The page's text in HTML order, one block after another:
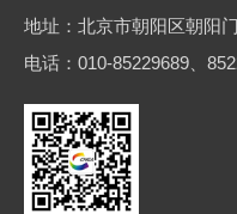
地址：北京市朝阳区朝阳
电话：010-85229689、